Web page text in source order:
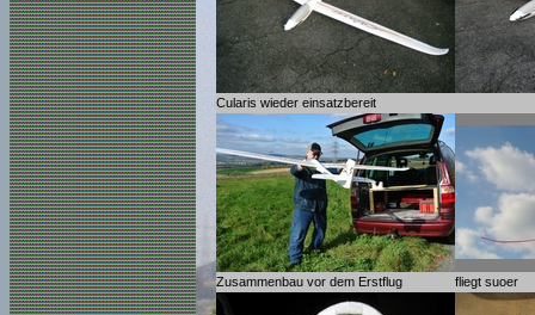
Cularis wieder einsatzbereit
Zusammenbau vor dem Erstflug fliegt suoer